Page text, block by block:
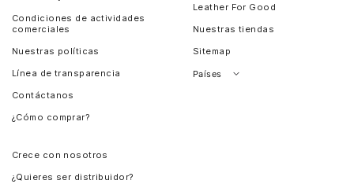
Condiciones de actividades
comerciales
Nuestras políticas
Línea de transparencia
Contáctanos
¿Cómo comprar?
Leather For Good
Nuestras tiendas
Sitemap
Países
Crece con nosotros
¿Quieres ser distribuidor?